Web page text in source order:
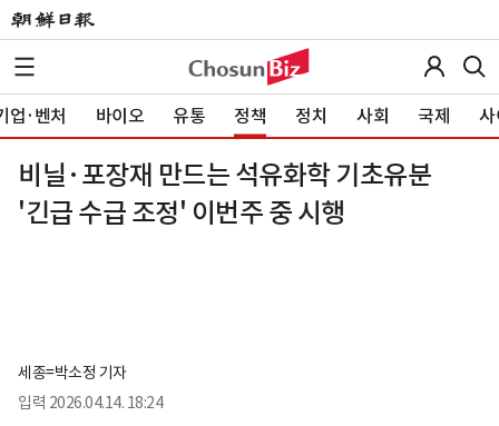
업·벤처 바이오 유통 정책 정치 사회 국제 사
비닐·포장재 만드는 석유화학 기초유분
'긴급 수급 조정' 이번주 중 시행
세종=박소정 기자
입력 2026.04.14. 18:24